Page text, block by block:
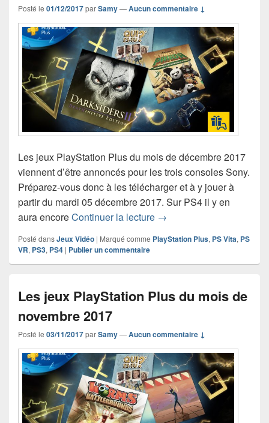
Posté le 01/12/2017parSamy—Aucun commentaire ↓
Les jeux PlayStation Plus du mois de décembre 2017
viennent d’être annoncés pour les trois consoles Sony.
Préparez-vous donc à les télécharger et à y jouer à
partir du mardi 05 décembre 2017. Sur PS4 il y en
aura encoreContinuer la lecture Les jeux PlayStation
→
Posté dansJeux Vidéo | Marqué comme PlayStation Plus, PS Vita, PS
VR, PS3, PS4 | Publier un commentaire
Les jeux PlayStation Plus du mois de
novembre 2017
Posté le 03/11/2017parSamy—Aucun commentaire ↓